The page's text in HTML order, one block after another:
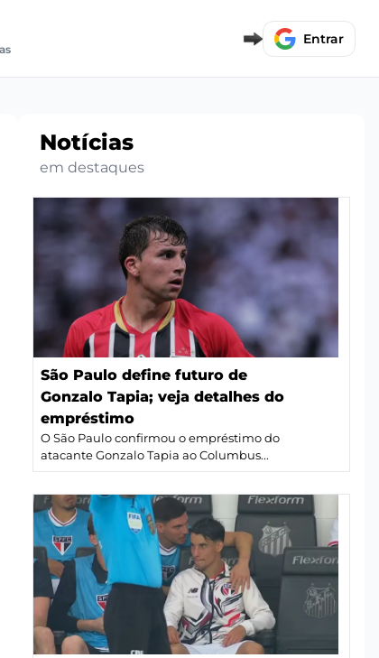
Entrar
Notícias
em destaques
São Paulo define futuro de
Gonzalo Tapia; veja detalhes do
empréstimo
O São Paulo confirmou o empréstimo do
atacante Gonzalo Tapia ao Columbus...